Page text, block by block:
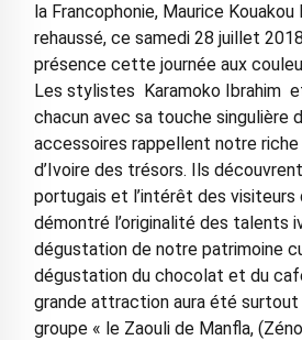
la Francophonie, Maurice Kouakou
rehaussé, ce samedi 28 juillet
présence cette journée aux
Les stylistes Karamoko Ibrahim
chacun avec sa touche singulière
accessoires rappellent notre
d’Ivoire des trésors. Ils
portugais et l’intérêt des visiteurs
démontré l’originalité des talents
dégustation de notre patrimoine
dégustation du chocolat et du
grande attraction aura été
groupe « le Zaouli de Manfla,